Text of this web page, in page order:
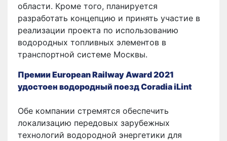
области. Кроме того, планируется
разработать концепцию и принять участие в
реализации проекта по использованию
водородных топливных элементов в
транспортной системе Москвы.
Премии European Railway Award 2021
удостоен водородный поезд Coradia iLint
Обе компании стремятся обеспечить
локализацию передовых зарубежных
технологий водородной энергетики для